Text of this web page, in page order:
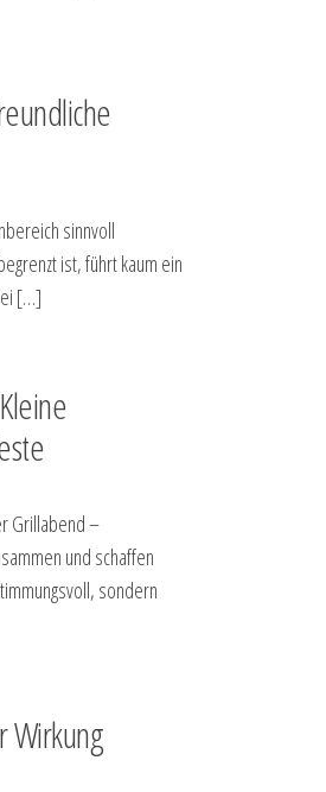
sinnvoll
ist, führt kaum ein
[…]
Grillabend –
und schaffen
sondern
Wirkung